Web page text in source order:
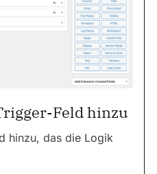
Feld hinzu
hinzu, das die Logik